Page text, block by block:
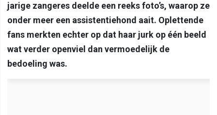
jarige zangeres deelde een reeks foto’s, waarop ze
onder meer een assistentiehond aait. Oplettende
fans merkten echter op dat haar jurk op één beeld
wat verder openviel dan vermoedelijk de
bedoeling was.